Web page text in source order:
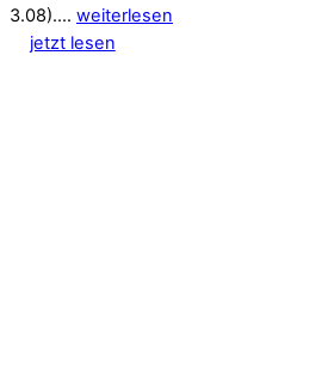
3.08).… weiterlesen
jetzt lesen